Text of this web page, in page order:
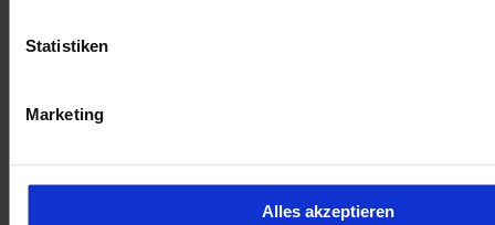
Statistiken
Marketing
Alles akzeptieren